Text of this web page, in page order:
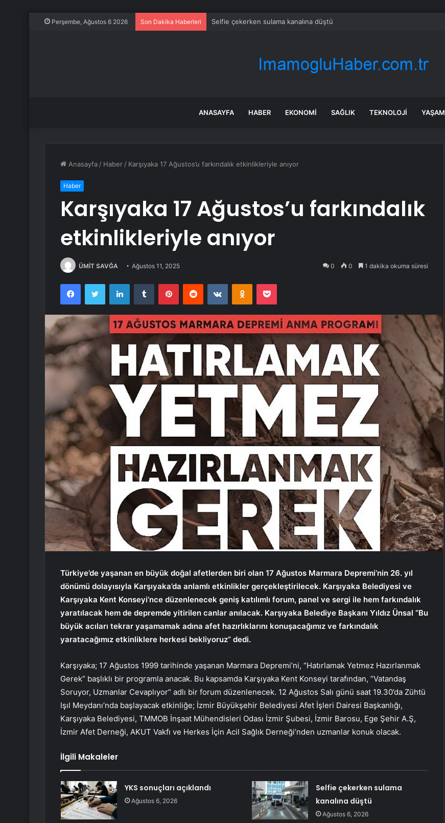
Perşembe, Ağustos 6 2026 Son Dakika Haberleri Selfie çekerken sulama kanalına düştü
ANASAYFA HABER EKONOMI SAĞLIK TEKNOLOJI YAŞAM
Anasayfa / Haber / Karşıyaka 17 Ağustos’u farkındalık etkinlikleriyle anıyor
Haber
Karşıyaka 17 Ağustos’u farkındalık
etkinlikleriyle anıyor
ÜMİT SAVĞA Ağustos 11, 2025 0 0 1 dakika okuma süresi
FacebookTwitter LinkedInTumblr PinterestReddit VKontakteOdnoklassniki
Pocket
Türkiye’de yaşanan en büyük doğal afetlerden biri olan 17 Ağustos Marmara Depremi’nin 26. yıl
dönümü dolayısıyla Karşıyaka’da anlamlı etkinlikler gerçekleştirilecek. Karşıyaka Belediyesi ve
Karşıyaka Kent Konseyi’nce düzenlenecek geniş katılımlı forum, panel ve sergi ile hem farkındalık
yaratılacak hem de depremde yitirilen canlar anılacak. Karşıyaka Belediye Başkanı Yıldız Ünsal “Bu
büyük acıları tekrar yaşamamak adına afet hazırlıklarını konuşacağımız ve farkındalık
yaratacağımız etkinliklere herkesi bekliyoruz” dedi.
Karşıyaka; 17 Ağustos 1999 tarihinde yaşanan Marmara Depremi’ni, “Hatırlamak Yetmez Hazırlanmak
Gerek” başlıklı bir programla anacak. Bu kapsamda Karşıyaka Kent Konseyi tarafından, “Vatandaş
Soruyor, Uzmanlar Cevaplıyor” adlı bir forum düzenlenecek. 12 Ağustos Salı günü saat 19.30’da Zühtü
Işıl Meydanı’nda başlayacak etkinliğe; İzmir Büyükşehir Belediyesi Afet İşleri Dairesi Başkanlığı,
Karşıyaka Belediyesi, TMMOB İnşaat Mühendisleri Odası İzmir Şubesi, İzmir Barosu, Ege Şehir A.Ş,
İzmir Afet Derneği, AKUT Vakfı ve Herkes İçin Acil Sağlık Derneği’nden uzmanlar konuk olacak.
İlgili Makaleler
YKS sonuçları açıklandı
Ağustos 6, 2026
Selfie çekerken sulama
kanalına düştü
Ağustos 6, 2026